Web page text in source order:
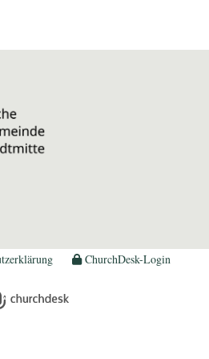
ChurchDesk-Login